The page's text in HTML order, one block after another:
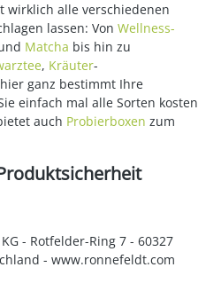
wirklich alle verschiedenen
lassen: Von Wellness-
Matcha bis hin zu
, Kräuter-
ganz bestimmt Ihre
einfach mal alle Sorten kosten
auch Probierboxen zum
- Rotfelder-Ring 7 - 60327
- www.ronnefeldt.com